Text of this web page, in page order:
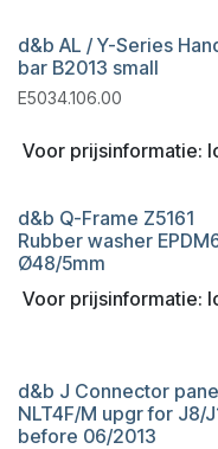
d&b AL / Y-Series
bar B2013 small
E5034.106.00
Voor prijsinformatie:
d&b Q-Frame Z5161
Rubber washer
Ø48/5mm
Voor prijsinformatie:
d&b J Connector
NLT4F/M upgr for J8/
before 06/2013